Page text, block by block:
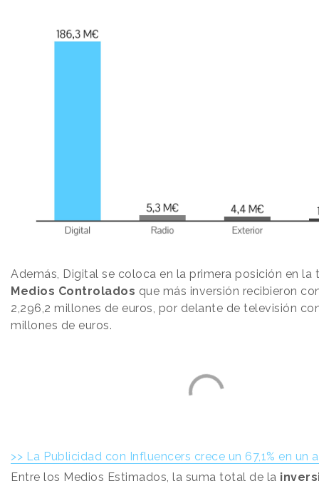
Además, Digital se coloca en la primera posición en la
Medios Controlados que más inversión recibieron
2,296,2 millones de euros, por delante de televisión
millones de euros.
>> La Publicidad con Influencers crece un 67,1% en un
Entre los Medios Estimados, la suma total de la